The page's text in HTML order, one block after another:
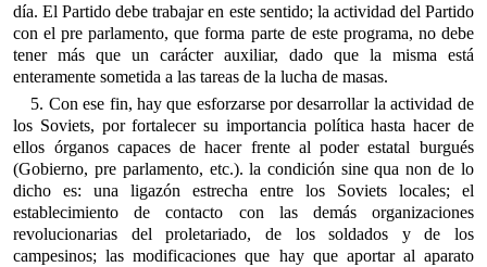
día. El Partido debe trabajar en este sentido; la actividad del Partido
con el pre parlamento, que forma parte de este programa, no debe
tener más que un carácter auxiliar, dado que la misma está
enteramente sometida a las tareas de la lucha de masas.
5. Con ese fin, hay que esforzarse por desarrollar la actividad de
los Soviets, por fortalecer su importancia política hasta hacer de
ellos órganos capaces de hacer frente al poder estatal burgués
(Gobierno, pre parlamento, etc.). la condición sine qua non de lo
dicho es: una ligazón estrecha entre los Soviets locales; el
establecimiento de contacto con las demás organizaciones
revolucionarias del proletariado, de los soldados y de los
campesinos; las modificaciones que hay que aportar al aparato